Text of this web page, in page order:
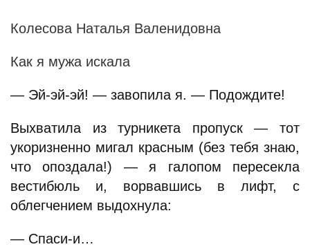
Колесова Наталья Валенидовна
Как я мужа искала
— Эй-эй-эй! — завопила я. — Подождите!
Выхватила из турникета пропуск — тот
укоризненно мигал красным (без тебя знаю,
что опоздала!) — я галопом пересекла
вестибюль и, ворвавшись в лифт, с
облегчением выдохнула:
— Спаси-и…